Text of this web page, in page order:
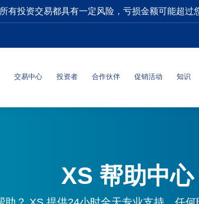
所有投资交易都具有一定风险，亏损金额可能超过
交易中心 投资者 合作伙伴 促销活动 知识
XS 帮助中心